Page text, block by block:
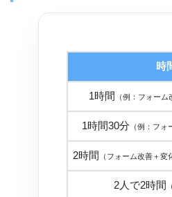
時
1時間 （例：フォーム
1時間30分 （例：フォ
2時間 （フォーム改善＋変
2人で2時間